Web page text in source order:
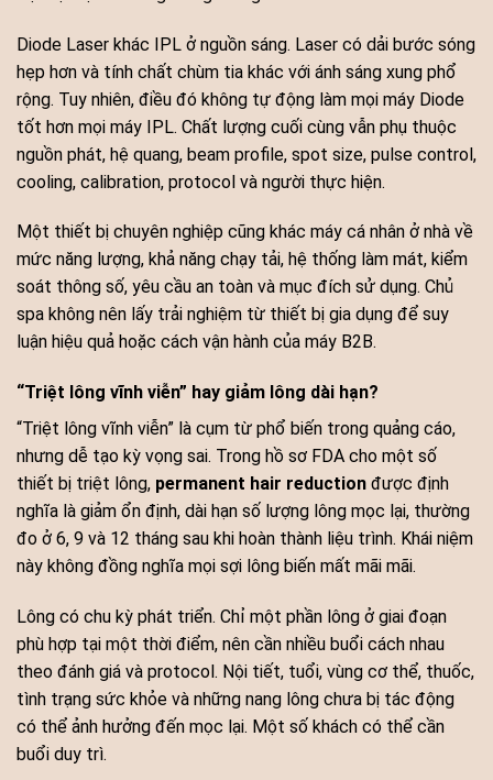
Diode Laser khác IPL ở nguồn sáng. Laser có dải bước sóng
hẹp hơn và tính chất chùm tia khác với ánh sáng xung phổ
rộng. Tuy nhiên, điều đó không tự động làm mọi máy Diode
tốt hơn mọi máy IPL. Chất lượng cuối cùng vẫn phụ thuộc
nguồn phát, hệ quang, beam profile, spot size, pulse control,
cooling, calibration, protocol và người thực hiện.
Một thiết bị chuyên nghiệp cũng khác máy cá nhân ở nhà về
mức năng lượng, khả năng chạy tải, hệ thống làm mát, kiểm
soát thông số, yêu cầu an toàn và mục đích sử dụng. Chủ
spa không nên lấy trải nghiệm từ thiết bị gia dụng để suy
luận hiệu quả hoặc cách vận hành của máy B2B.
“Triệt lông vĩnh viễn” hay giảm lông dài hạn?
“Triệt lông vĩnh viễn” là cụm từ phổ biến trong quảng cáo,
nhưng dễ tạo kỳ vọng sai. Trong hồ sơ FDA cho một số
thiết bị triệt lông, permanent hair reduction được định
nghĩa là giảm ổn định, dài hạn số lượng lông mọc lại, thường
đo ở 6, 9 và 12 tháng sau khi hoàn thành liệu trình. Khái niệm
này không đồng nghĩa mọi sợi lông biến mất mãi mãi.
Lông có chu kỳ phát triển. Chỉ một phần lông ở giai đoạn
phù hợp tại một thời điểm, nên cần nhiều buổi cách nhau
theo đánh giá và protocol. Nội tiết, tuổi, vùng cơ thể, thuốc,
tình trạng sức khỏe và những nang lông chưa bị tác động
có thể ảnh hưởng đến mọc lại. Một số khách có thể cần
buổi duy trì.